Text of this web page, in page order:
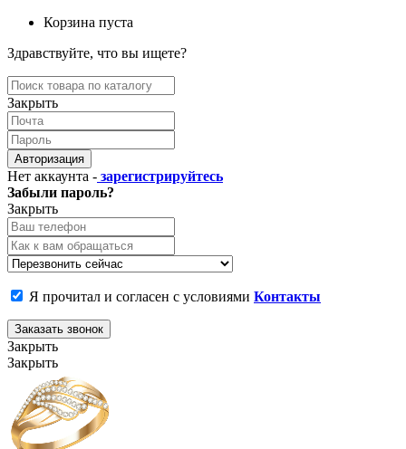
Корзина пуста
Здравствуйте, что вы ищете?
Закрыть
Авторизация
Нет аккаунта - зарегистрируйтесь
Забыли пароль?
Закрыть
Я прочитал и согласен с условиями Контакты
Заказать звонок
Закрыть
Закрыть